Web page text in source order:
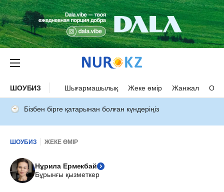
ШОУБИЗ Шығармашылық Жеке өмір Жанжал
Бізбен бірге қатарынан болған күндеріңіз
ШОУБИЗ ЖЕКЕ ӨМІР
Нұрила Ермекбай
Бұрынғы қызметкер